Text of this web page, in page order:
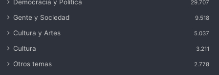
Democracia y Política 29.707
Gente y Sociedad 9.518
Cultura y Artes 5.037
Cultura 3.211
Otros temas 2.778